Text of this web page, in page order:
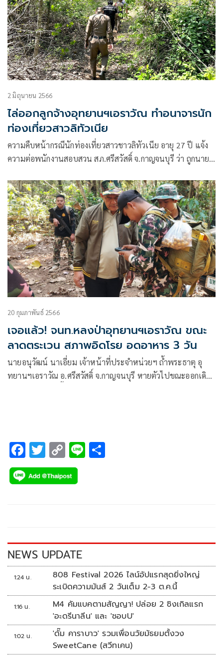
อุทยานแห่งชาติเอราวัณ จ.กาญจนบุรี หลังถูกคนร้ายใช้อาวุธปืน
ยิงได้รับบาดเจ็บสาหัสขณะปฏิบัติหน้าที่
2 มิถุนายน 2566
ไล่ออกลูกจ้างอุทยานฯเอราวัณ ทำอนาจารนัก
ท่องเที่ยวสาวลิทัวเนีย
ความคืบหน้ากรณีนักท่องเที่ยวสาวชาวลิทัวเนีย อายุ 27 ปี แจ้ง
ความต่อพนักงานสอบสวน สภ.ศรีสวัสดิ์ จ.กาญจนบุรี ว่า ถูกนาย
อ.เมือง จ.กาญจนบุรี
20 กุมภาพันธ์ 2566
เจอแล้ว! จนท.หลงป่าอุทยานฯเอราวัณ ขณะ
ลาดตระเวน สภาพอิดโรย อดอาหาร 3 วัน
นายอนุวัฒน์ นาเอี่ยม เจ้าหน้าที่ประจำหน่วยฯ ถ้ำพระธาตุ อุ
ทยานฯเอราวัณ อ.ศรีสวัสดิ์ จ.กาญจนบุรี หายตัวไปขณะออกเดิน
F
ac
e
k
T
wi
tt
C
o
p
k
Li
NEWS UPDATE
1:24 น.
808 Festival 2026 ไลน์อัปแรกสุดยิ่งใหญ่
ระเบิดความมันส์ 2 วันเต็ม 2-3 ต.ค.นี้
1:16 น.
M4 คัมแบคตามสัญญา! ปล่อย 2 ซิงเกิลแรก
'อะดรีนาลีน' และ 'ชอบU'
1:02 น.
'ดั๊ม คาราบาว' รวมเพื่อนวัยมัธยมตั้งวง
SweetCane (สวีทเคน)